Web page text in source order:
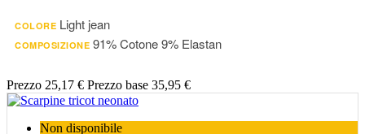
COLORE Light jean
COMPOSIZIONE 91% Cotone 9% Elastan
Prezzo 25,17 € Prezzo base 35,95 €
Non disponibile